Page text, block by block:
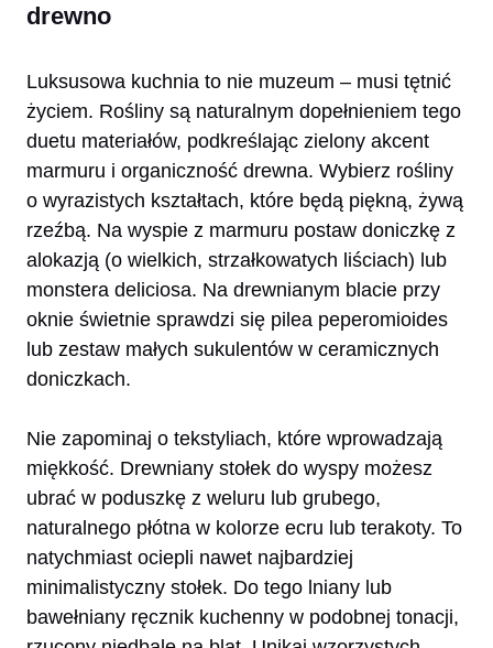
drewno
Luksusowa kuchnia to nie muzeum – musi tętnić
życiem. Rośliny są naturalnym dopełnieniem tego
duetu materiałów, podkreślając zielony akcent
marmuru i organiczność drewna. Wybierz rośliny
o wyrazistych kształtach, które będą piękną, żywą
rzeźbą. Na wyspie z marmuru postaw doniczkę z
alokazją (o wielkich, strzałkowatych liściach) lub
monstera deliciosa. Na drewnianym blacie przy
oknie świetnie sprawdzi się pilea peperomioides
lub zestaw małych sukulentów w ceramicznych
doniczkach.
Nie zapominaj o tekstyliach, które wprowadzają
miękkość. Drewniany stołek do wyspy możesz
ubrać w poduszkę z weluru lub grubego,
naturalnego płótna w kolorze ecru lub terakoty. To
natychmiast ociepli nawet najbardziej
minimalistyczny stołek. Do tego lniany lub
bawełniany ręcznik kuchenny w podobnej tonacji,